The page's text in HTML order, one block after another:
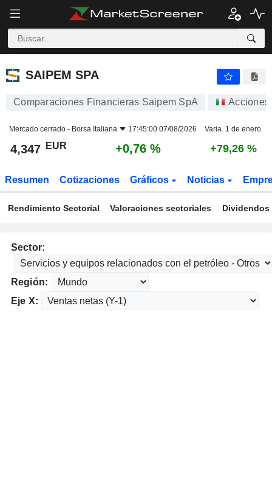
SAIPEM SPA
SAIPEM SPA
Comparaciones Financieras Saipem SpA Acciones
Mercado cerrado - Borsa Italiana 17:45:00 07/08/2026 Varia. 1 de enero.
4,347 EUR +0,76 % +79,26 %
Resumen Cotizaciones Gráficos Noticias
Rendimiento Sectorial Valoraciones sectoriales
Sector:
Región:
Eje X: